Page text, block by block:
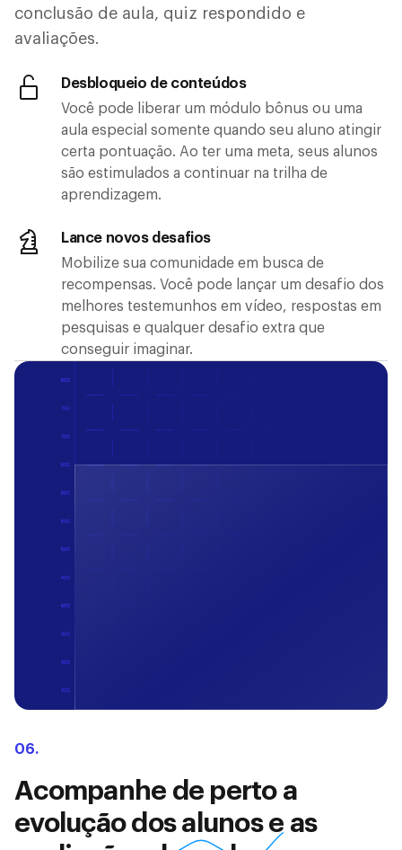
conclusão de aula, quiz respondido e
avaliações.
Desbloqueio de conteúdos
Você pode liberar um módulo bônus ou uma
aula especial somente quando seu aluno atingir
certa pontuação. Ao ter uma meta, seus alunos
são estimulados a continuar na trilha de
aprendizagem.
Lance novos desafios
Mobilize sua comunidade em busca de
recompensas. Você pode lançar um desafio dos
melhores testemunhos em vídeo, respostas em
pesquisas e qualquer desafio extra que
conseguir imaginar.
06.
Acompanhe de perto a
evolução dos alunos e as